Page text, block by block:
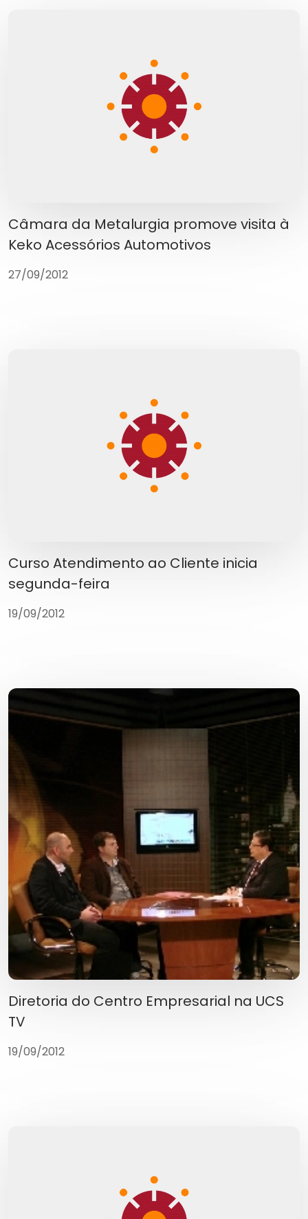
Câmara da Metalurgia promove visita à
Keko Acessórios Automotivos
27/09/2012
Curso Atendimento ao Cliente inicia
segunda-feira
19/09/2012
Diretoria do Centro Empresarial na UCS
TV
19/09/2012